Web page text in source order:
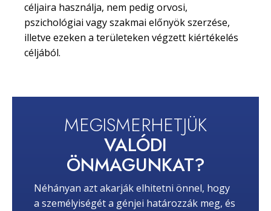
céljaira használja, nem pedig orvosi,
pszichológiai vagy szakmai előnyök szerzése,
illetve ezeken a területeken végzett kiértékelés
céljából.
MEGISMERHETJÜK
VALÓDI
ÖNMAGUNKAT?
Néhányan azt akarják elhitetni önnel, hogy
a személyiségét a génjei határozzák meg, és